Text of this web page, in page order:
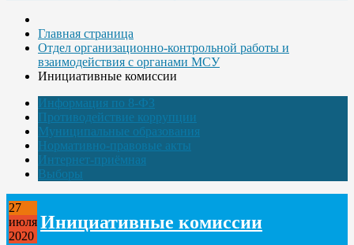
Главная страница
Отдел организационно-контрольной работы и
взаимодействия с органами МСУ
Инициативные комиссии
Информация по 8-ФЗ
Противодействие коррупции
Муниципальные образования
Нормативно-правовые акты
Интернет-приёмная
Выборы
27
июля
2020
Инициативные комиссии